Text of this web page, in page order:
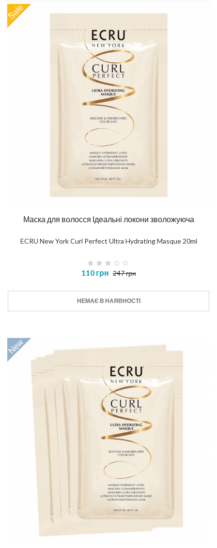
Маска для волосся Ідеальні локони зволожуюча
ECRU New York Curl Perfect Ultra Hydrating Masque 20ml
110 грн 247 грн
НЕМАЄ В НАЯВНОСТІ